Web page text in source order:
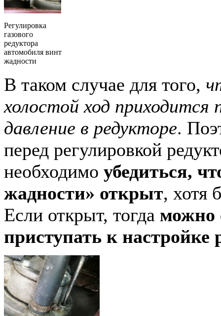
Регулировка
газового
редуктора
автомобиля винт
жадности
В таком случае для того,
холостой ход приходится
давление в редукторе.
перед регулировкой
необходимо убедиться,
жадности» открыт, хотя
Если открыт, тогда можно
приступать к настройке